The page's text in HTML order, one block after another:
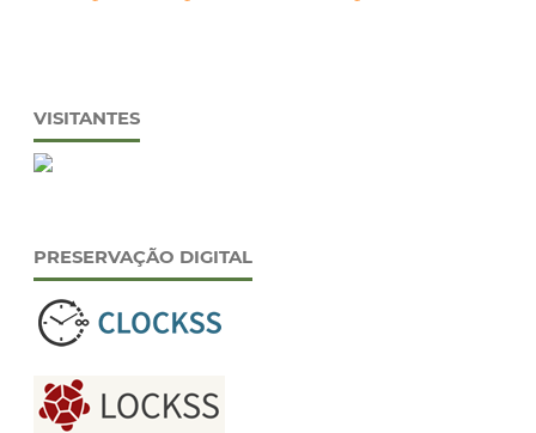
VISITANTES
PRESERVAÇÃO DIGITAL